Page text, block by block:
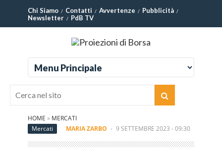
Chi Siamo Contatti Avvertenze
Pubblicità
Newsletter
PdB TV
HOME » MERCATI
Mercati
MARIA ZARBO - 9 SETTEMBRE 2023 - 09:30